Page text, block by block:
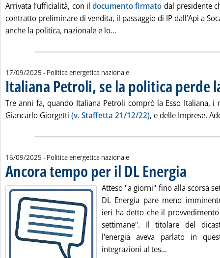
Arrivata l’ufficialità, con il documento firmato dal presidente
contratto preliminare di vendita, il passaggio di IP dall’Api a
anche la politica, nazionale e lo...
17/09/2025 - Politica energetica nazionale
Italiana Petroli, se la politica perde
Tre anni fa, quando Italiana Petroli comprò la Esso Italiana, i
Giancarlo Giorgetti (v. Staffetta 21/12/22), e delle Imprese,
16/09/2025 - Politica energetica nazionale
Ancora tempo per il DL Energia
Atteso "a giorni" fino alla scorsa
DL Energia pare meno
ieri ha detto che il
settimane". Il titolare del
l'energia aveva parlato in
integrazioni al tes...